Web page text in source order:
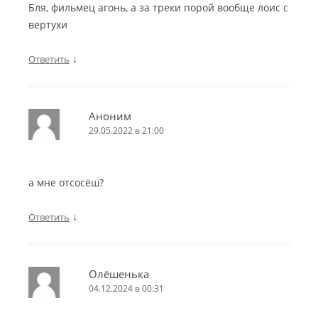
Бля, фильмец агонь, а за треки порой вообще лоис с
вертухи
Ответить ↓
Аноним
29.05.2022 в 21:00
а мне отсосёш?
Ответить ↓
Олёшенька
04.12.2024 в 00:31